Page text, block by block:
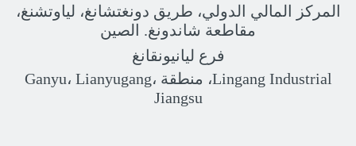
المركز المالي الدولي، طريق دونغتشانغ، لياوتشنغ،
مقاطعة شاندونغ. الصين
فرع ليانيونقانغ
Lingang Industrial، منطقة Ganyu، Lianyugang،
Jiangsu